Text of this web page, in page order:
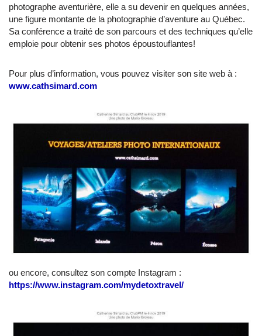
photographe aventurière, elle a su devenir en quelques années,
une figure montante de la photographie d’aventure au Québec.
Sa conférence a traité de son parcours et des techniques qu’elle
emploie pour obtenir ses photos époustouflantes!
Pour plus d’information, vous pouvez visiter son site web à :
www.cathsimard.com
ou encore, consultez son compte Instagram :
https://www.instagram.com/mydetoxtravel/